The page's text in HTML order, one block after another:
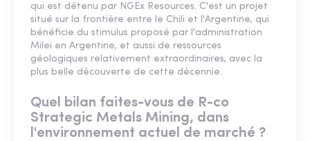
qui est détenu par NGEx Resources. C'est un projet
situé sur la frontière entre le Chili et l'Argentine, qui
bénéficie du stimulus proposé par l'administration
Milei en Argentine, et aussi de ressources
géologiques relativement extraordinaires, avec la
plus belle découverte de cette décennie.
Quel bilan faites-vous de R-co
Strategic Metals Mining, dans
l'environnement actuel de marché ?